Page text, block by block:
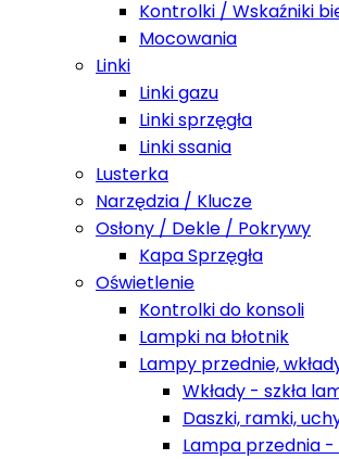
Kontrolki / Wskaźniki
Mocowania
Linki
Linki gazu
Linki sprzęgła
Linki ssania
Lusterka
Narzędzia / Klucze
Osłony / Dekle / Pokrywy
Kapa Sprzęgła
Oświetlenie
Kontrolki do konsoli
Lampki na błotnik
Lampy przednie,
Wkłady - szkła
Daszki, ramki,
Lampa przednia -